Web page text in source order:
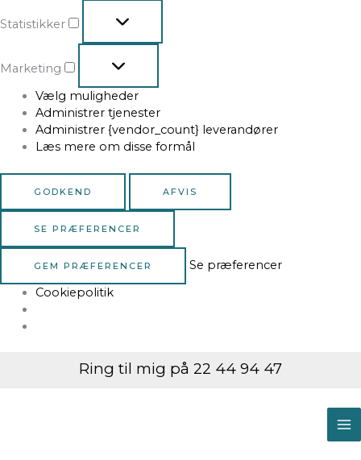
Statistikker
Marketing
Vælg muligheder
Administrer tjenester
Administrer {vendor_count} leverandører
Læs mere om disse formål
GODKEND AFVIS
SE PRÆFERENCER
GEM PRÆFERENCER
Se præferencer
Cookiepolitik
Ring til mig på 22 44 94 47